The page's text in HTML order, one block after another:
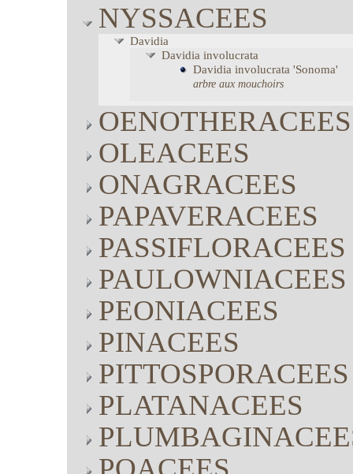
NYSSACEES
Davidia
Davidia involucrata
Davidia involucrata 'Sonoma'
arbre aux mouchoirs
OENOTHERACEES
OLEACEES
ONAGRACEES
PAPAVERACEES
PASSIFLORACEES
PAULOWNIACEES
PEONIACEES
PINACEES
PITTOSPORACEES
PLATANACEES